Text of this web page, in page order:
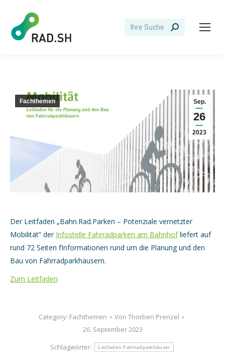
Search:
Sep.
26
2023
Fachthemen
Der Leitfaden „Bahn.Rad.Parken – Potenziale vernetzter
Mobilität“ der Infostelle Fahrradparken am Bahnhofliefert auf
rund 72 Seiten fInformationen rund um die Planung und den
Bau von Fahrradparkhäusern.
Zum Leitfaden
Category: Fachthemen Von Thorben Prenzel
26. September 2023
Schlagwörter:
Leitfaden Fahrradparkhäuser